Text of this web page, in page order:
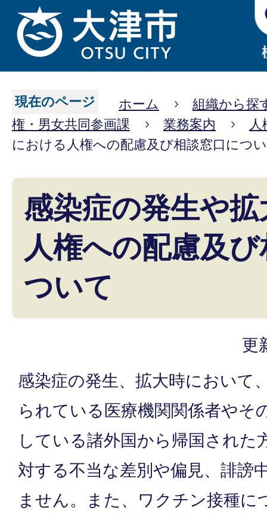
現在のページ ホーム
組織から探
権・男女共同参画課
業務案内
人
における人権への配慮及び相談窓口につ
感染症の発生や
人権への配慮及
ついて
更
感染症の発生、拡大時において
られている医療機関関係者やそ
している諸外国から帰国された
対する不当な差別や偏見、誹謗
ません。また、ワクチン接種に